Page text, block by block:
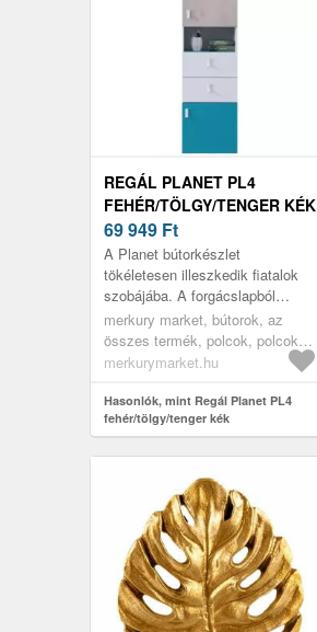
REGÁL PLANET PL4
FEHÉR/TÖLGY/TENGER KÉK
69 949 Ft
A Planet bútorkészlet
tökéletesen illeszkedik fiatalok
szobájába. A forgácslapból
készült tizenhárom bútorelemet
szilárd szerkezet és magas
funkcio...
merkury market, bútorok, az
összes termék, polcok, polcok
játékok részére, zárható polcok,
vitrines szekrények, bútor szett,
gyerekszoba bútorok, könyves
merkurymarket.hu
Hasonlók, mint Regál Planet PL4
fehér/tölgy/tenger kék